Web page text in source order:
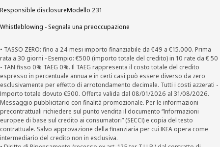
Responsible disclosureModello 231
Whistleblowing - Segnala una preoccupazione
• TASSO ZERO: fino a 24 mesi importo finanziabile da €49 a €15.000. Prima
rata a 30 giorni - Esempio: €500 (importo totale del credito) in 10 rate da € 50
- TAN fisso 0% TAEG 0%. Il TAEG rappresenta il costo totale del credito
espresso in percentuale annua e in certi casi può essere diverso da zero
esclusivamente per effetto di arrotondamento decimale. Tutti i costi azzerati -
Importo totale dovuto €500. Offerta valida dal 08/01/2026 al 31/08/2026.
Messaggio pubblicitario con finalità promozionale. Per le informazioni
precontrattuali richiedere sul punto vendita il documento “Informazioni
europee di base sul credito ai consumatori” (SECCI) e copia del testo
contrattuale. Salvo approvazione della finanziaria per cui IKEA opera come
intermediario del credito non in esclusiva.